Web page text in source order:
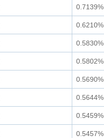
0.7139%
0.6210%
0.5830%
0.5802%
0.5690%
0.5644%
0.5459%
0.5457%